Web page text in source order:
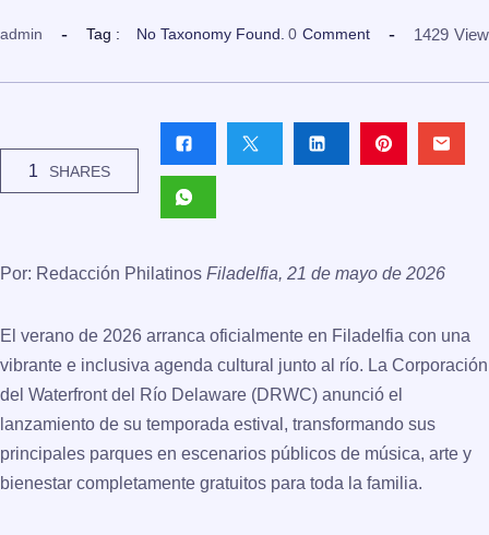
admin Tag : No Taxonomy Found. 0 Comment 1429 View
1 SHARES
Por: Redacción Philatinos Filadelfia, 21 de mayo de 2026
El verano de 2026 arranca oficialmente en Filadelfia con una
vibrante e inclusiva agenda cultural junto al río. La Corporación
del Waterfront del Río Delaware (DRWC) anunció el
lanzamiento de su temporada estival, transformando sus
principales parques en escenarios públicos de música, arte y
bienestar completamente gratuitos para toda la familia.